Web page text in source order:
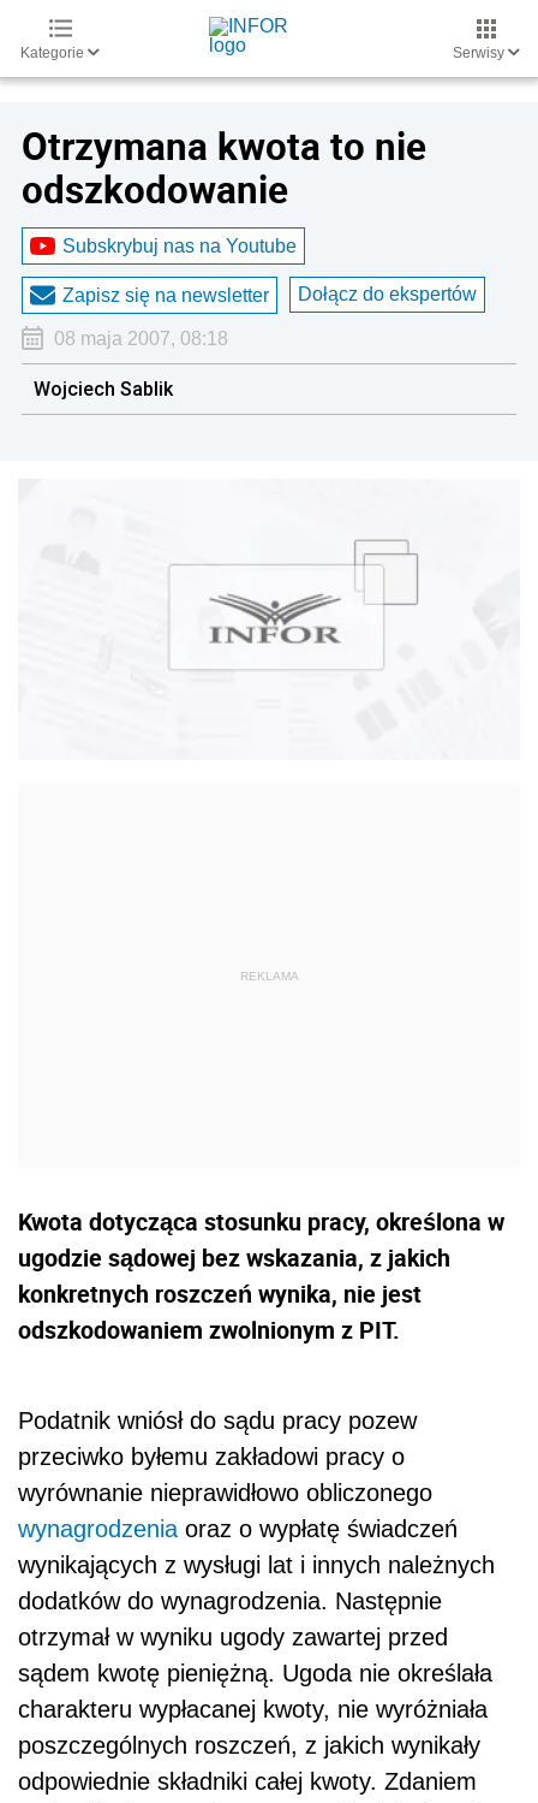
Kategorie Serwisy
Otrzymana kwota to nie
odszkodowanie
Subskrybuj nas na Youtube
Zapisz się na newsletter Dołącz do ekspertów
08 maja 2007, 08:18
Wojciech Sablik
Kwota dotycząca stosunku pracy, określona w
ugodzie sądowej bez wskazania, z jakich
konkretnych roszczeń wynika, nie jest
odszkodowaniem zwolnionym z PIT.
Podatnik wniósł do sądu pracy pozew
przeciwko byłemu zakładowi pracy o
wyrównanie nieprawidłowo obliczonego
wynagrodzenia oraz o wypłatę świadczeń
wynikających z wysługi lat i innych należnych
dodatków do wynagrodzenia. Następnie
otrzymał w wyniku ugody zawartej przed
sądem kwotę pieniężną. Ugoda nie określała
charakteru wypłacanej kwoty, nie wyróżniała
poszczególnych roszczeń, z jakich wynikały
odpowiednie składniki całej kwoty. Zdaniem